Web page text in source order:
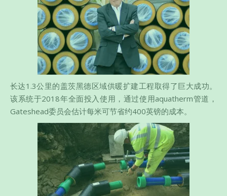
长达1.3公里的盖茨黑德区域供暖扩建工程取得了巨大成功。
该系统于2018年全面投入使用，通过使用aquatherm管道，
Gateshead委员会估计每米可节省约400英镑的成本。